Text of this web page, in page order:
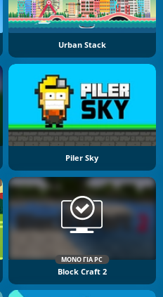
Urban Stack
Piler Sky
ΜΌΝΟ ΓΙΑ PC
Block Craft 2